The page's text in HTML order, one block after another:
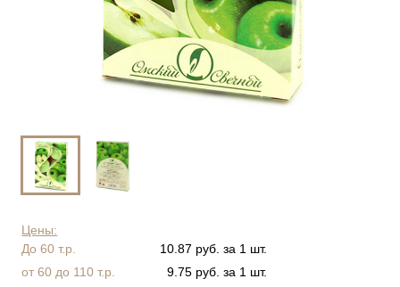
Цены:
До 60 т.р.
10.87 руб. за 1 шт.
от 60 до 110 т.р.
9.75 руб. за 1 шт.